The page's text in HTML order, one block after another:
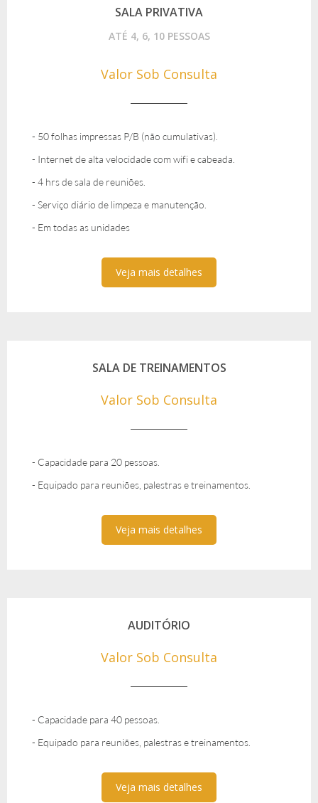
SALA PRIVATIVA
ATÉ 4, 6, 10 PESSOAS
Valor Sob Consulta
- 50 folhas impressas P/B (não cumulativas).
- Internet de alta velocidade com wifi e cabeada.
- 4 hrs de sala de reuniões.
- Serviço diário de limpeza e manutenção.
- Em todas as unidades
Veja mais detalhes
SALA DE TREINAMENTOS
Valor Sob Consulta
- Capacidade para 20 pessoas.
- Equipado para reuniões, palestras e treinamentos.
Veja mais detalhes
AUDITÓRIO
Valor Sob Consulta
- Capacidade para 40 pessoas.
- Equipado para reuniões, palestras e treinamentos.
Veja mais detalhes